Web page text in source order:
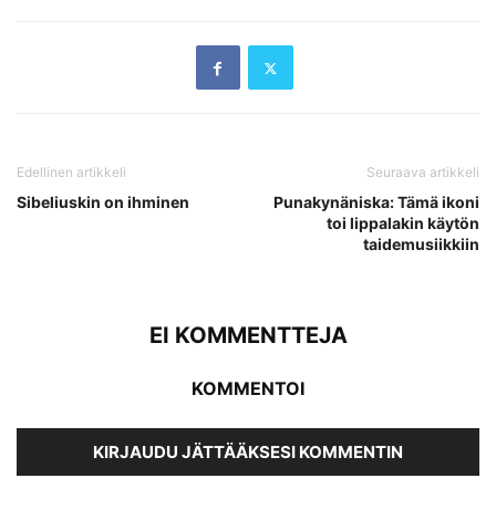
Edellinen artikkeli
Sibeliuskin on ihminen
Seuraava artikkeli
Punakynäniska: Tämä ikoni
toi lippalakin käytön
taidemusiikkiin
EI KOMMENTTEJA
KOMMENTOI
KIRJAUDU JÄTTÄÄKSESI KOMMENTIN